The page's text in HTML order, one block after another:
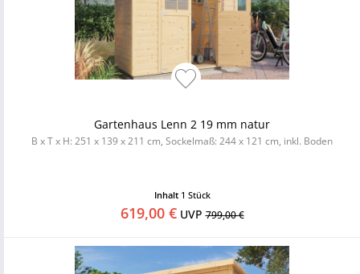
Gartenhaus Lenn 2 19 mm natur
B x T x H: 251 x 139 x 211 cm, Sockelmaß: 244 x 121 cm, inkl. Boden
Inhalt 1 Stück
619,00 €UVP799,00 €